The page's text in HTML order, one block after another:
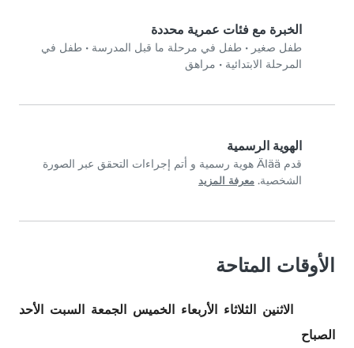
الخبرة مع فئات عمرية محددة
طفل صغير • طفل في مرحلة ما قبل المدرسة • طفل في
المرحلة الابتدائية • مراهق
الهوية الرسمية
قدم Älää هوية رسمية و أتم إجراءات التحقق عبر الصورة
الشخصية. معرفة المزيد
الأوقات المتاحة
الاثنين الثلاثاء الأربعاء الخميس الجمعة السبت
الأحد
الصباح